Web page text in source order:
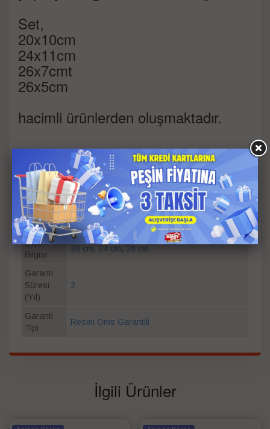
Set,
20x10cm
24x11cm
26x7cmt
26x5cm
hacimli ürünlerden oluşmaktadır.
Toplam Parça Sayısı : 7
Parça
Sayısı
7
Ölçü
Bilgisi
20 cm, 24 cm, 26 cm
Garanti
Süresi
(Yıl)
2
Garanti
Tipi
Resmi Oms Garantili
İlgili Ürünler